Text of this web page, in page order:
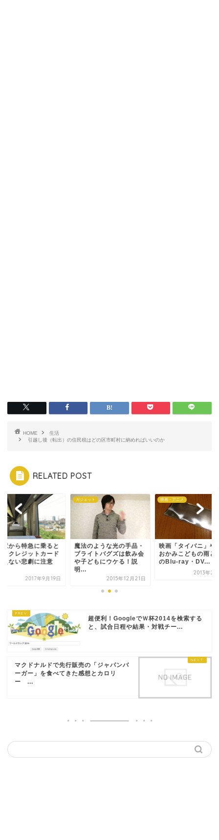
HOME
生活
引越し後（転出）の住民税はどの区市町村に納めればいいのか
RELATED POST
駅から特急に乗ると
、クレジットカード
えない悲劇に注意
2017年9月19日
ガジェット
魔法のような光の手品・
ブライトバグズは飲み会
や子どもにウケる！説
明...
2015年12月21日
映画・アニメ
映画「タイバニ」や
おかみこどもの雨と
のBlu-ray・DV...
2013年2
超便利！GoogleでＷ杯2014を検索する
と、試合日程や結果・対戦チー...
マクドナルドで先行販売の「ジャパンバ
ーガー」を食べてきた感想とカロリ
ー ...